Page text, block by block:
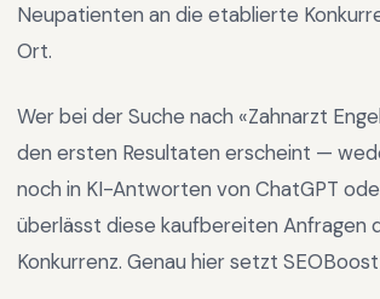
Neupatienten an die etablierte
Ort.
Wer bei der Suche nach «Zahnarzt
den ersten Resultaten erscheint —
noch in KI-Antworten von ChatGPT
überlässt diese kaufbereiten Anfragen
Konkurrenz. Genau hier setzt SEOBoost